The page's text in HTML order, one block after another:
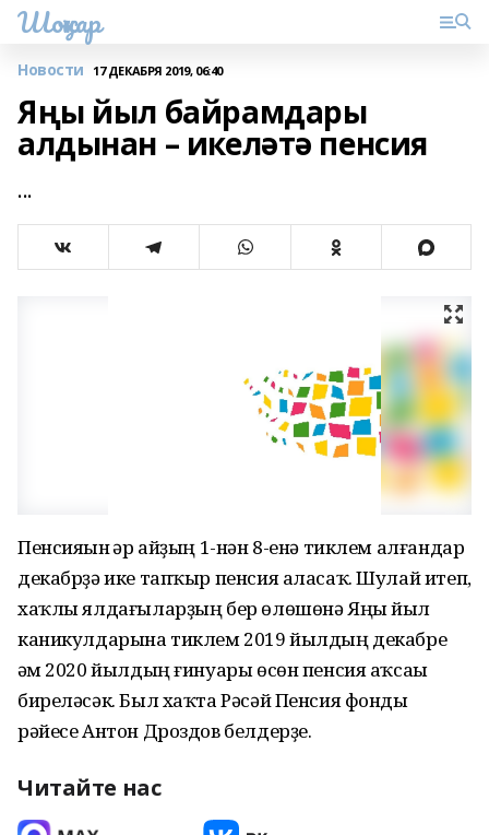
Шоңҡар
Новости 17 ДЕКАБРЯ 2019, 06:40
Яңы йыл байрамдары
алдынан – икеләтә пенсия
...
Пенсияһын һәр айҙың 1-нән 8-енә тиклем алғандар
декабрҙә ике тапҡыр пенсия аласаҡ. Шулай итеп,
хаҡлы ялдағыларҙың бер өлөшөнә Яңы йыл
каникулдарына тиклем 2019 йылдың декабре
һәм 2020 йылдың ғинуары өсөн пенсия аҡсаһы
биреләсәк. Был хаҡта Рәсәй Пенсия фонды
рәйесе Антон Дроздов белдерҙе.
Читайте нас